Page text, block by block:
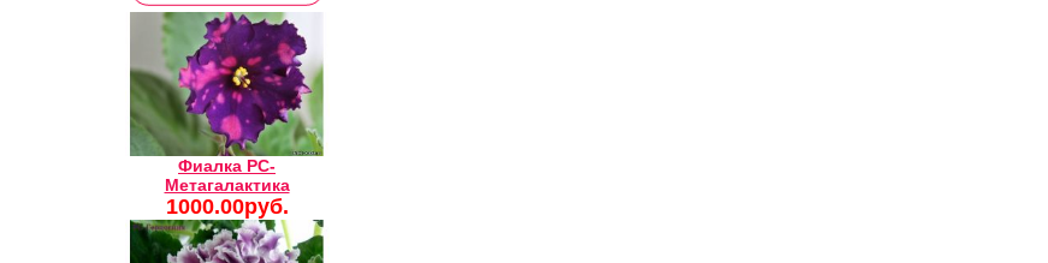
Фиалка РС-
Метагалактика
1000.00руб.